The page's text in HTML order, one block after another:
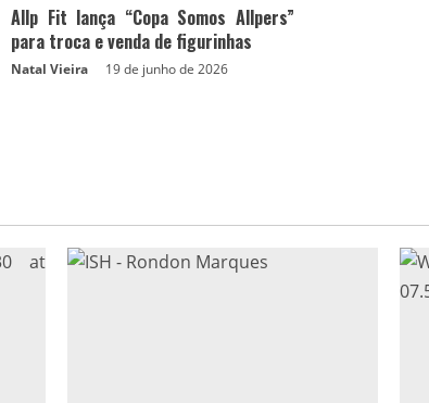
Allp Fit lança “Copa Somos Allpers”
para troca e venda de figurinhas
Natal Vieira 19 de junho de 2026